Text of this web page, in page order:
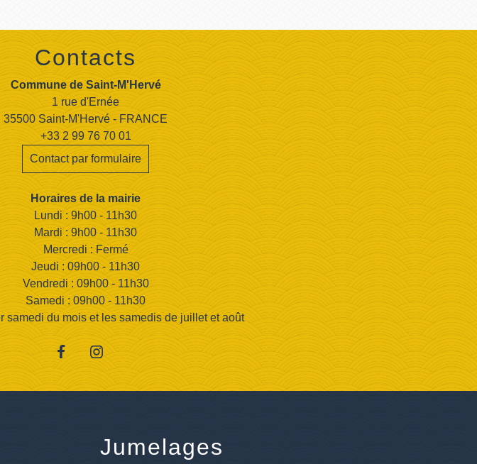
Contacts
Commune de Saint-M'Hervé
1 rue d'Ernée
35500 Saint-M'Hervé - FRANCE
+33 2 99 76 70 01
Contact par formulaire
Horaires de la mairie
Lundi : 9h00 - 11h30
Mardi : 9h00 - 11h30
Mercredi : Fermé
Jeudi : 09h00 - 11h30
Vendredi : 09h00 - 11h30
Samedi : 09h00 - 11h30
samedi du mois et les samedis de juillet et août
Jumelages